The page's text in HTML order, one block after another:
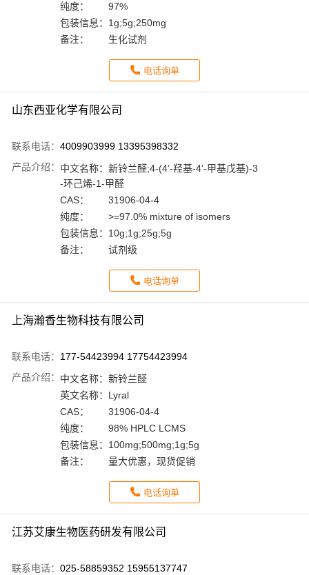
纯度：
97%
包装信息： 1g;5g;250mg
备注：
生化试剂
电话询单
山东西亚化学有限公司
联系电话： 4009903999 13395398332
产品介绍： 中文名称： 新铃兰醛;4-(4’-羟基-4’-甲基戊基)-3
-环己烯-1-甲醛
CAS：
31906-04-4
纯度：
>=97.0% mixture of isomers
包装信息： 10g;1g;25g;5g
备注：
试剂级
电话询单
上海瀚香生物科技有限公司
联系电话： 177-54423994 17754423994
产品介绍： 中文名称： 新铃兰醛
英文名称： Lyral
CAS：
31906-04-4
纯度：
98% HPLC LCMS
包装信息： 100mg;500mg;1g;5g
备注：
量大优惠，现货促销
电话询单
江苏艾康生物医药研发有限公司
联系电话： 025-58859352 15955137747